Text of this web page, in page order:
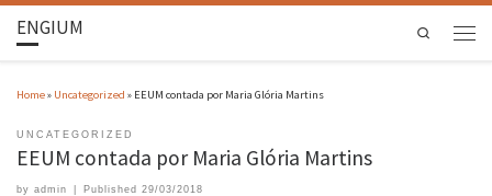
ENGIUM Search
Home» Uncategorized » EEUM contada por Maria Glória Martins
UNCATEGORIZED
EEUM contada por Maria Glória Martins
by admin Published 29/03/2018